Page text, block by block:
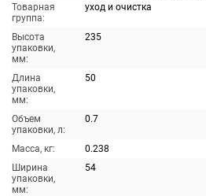
Товарная
группа:
уход и очистка
Высота
упаковки,
мм:
235
Длина
упаковки,
мм:
50
Объем
упаковки, л:
0.7
Масса, кг:
0.238
Ширина
упаковки,
мм:
54